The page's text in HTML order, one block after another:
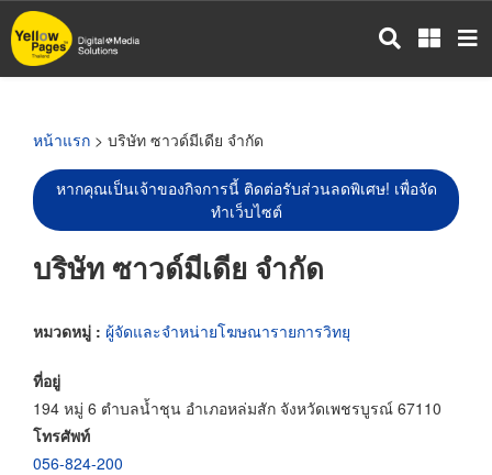
ข้าม
ไป
หน้าแรก > บริษัท ซาวด์มีเดีย จำกัด
หากคุณเป็นเจ้าของกิจการนี้ ติดต่อรับส่วนลดพิเศษ! เพื่อจัด
ทำเว็บไซต์
บริษัท ซาวด์มีเดีย จำกัด
หมวดหมู่ : ผู้จัดและจำหน่ายโฆษณารายการวิทยุ
ที่อยู่
194 หมู่ 6 ตำบลน้ำชุน อำเภอหล่มสัก จังหวัดเพชรบูรณ์ 67110
โทรศัพท์
056-824-200